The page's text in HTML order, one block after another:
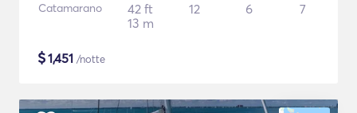
Catamarano
42 ft
13 m
12 6 7
$1,451 /notte